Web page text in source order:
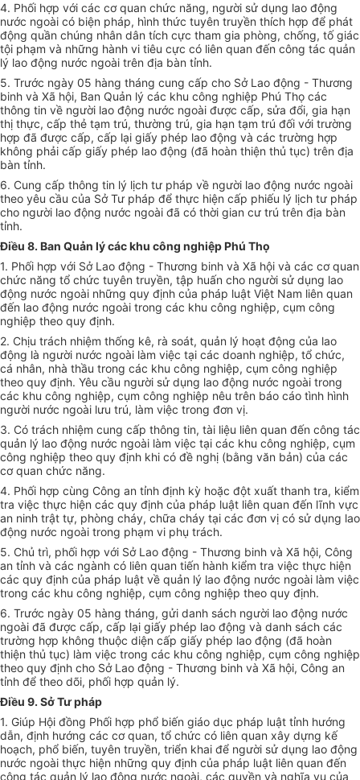
4. Phối hợp với các cơ quan chức năng, người sử dụng lao động
nước ngoài có biện pháp, hình thức tuyên truyền thích hợp để phát
động quần chúng nhân dân tích cực tham gia phòng, chống, tố giác
tội phạm và những hành vi tiêu cực có liên quan đến công tác quản
lý lao động nước ngoài trên địa bàn tỉnh.
5. Trước ngày 05 hàng tháng cung cấp cho Sở Lao động - Thương
binh và Xã hội, Ban Quản lý các khu công nghiệp Phú Thọ các
thông tin về người lao động nước ngoài được cấp, sửa đổi, gia hạn
thị thực, cấp thẻ tạm trú, thường trú, gia hạn tạm trú đối với trường
hợp đã được cấp, cấp lại giấy phép lao động và các trường hợp
không phải cấp giấy phép lao động (đã hoàn thiện thủ tục) trên địa
bàn tỉnh.
6. Cung cấp thông tin lý lịch tư pháp về người lao động nước ngoài
theo yêu cầu của Sở Tư pháp để thực hiện cấp phiếu lý lịch tư pháp
cho người lao động nước ngoài đã có thời gian cư trú trên địa bàn
tỉnh.
Điều 8. Ban Quản lý các khu công nghiệp Phú Thọ
1. Phối hợp với Sở Lao động - Thương binh và Xã hội và các cơ quan
chức năng tổ chức tuyên truyền, tập huấn cho người sử dụng lao
động nước ngoài những quy định của pháp luật Việt Nam liên quan
đến lao động nước ngoài trong các khu công nghiệp, cụm công
nghiệp theo quy định.
2. Chịu trách nhiệm thống kê, rà soát, quản lý hoạt động của lao
động là người nước ngoài làm việc tại các doanh nghiệp, tổ chức,
cá nhân, nhà thầu trong các khu công nghiệp, cụm công nghiệp
theo quy định. Yêu cầu người sử dụng lao động nước ngoài trong
các khu công nghiệp, cụm công nghiệp nêu trên báo cáo tình hình
người nước ngoài lưu trú, làm việc trong đơn vị.
3. Có trách nhiệm cung cấp thông tin, tài liệu liên quan đến công tác
quản lý lao động nước ngoài làm việc tại các khu công nghiệp, cụm
công nghiệp theo quy định khi có đề nghị (bằng văn bản) của các
cơ quan chức năng.
4. Phối hợp cùng Công an tỉnh định kỳ hoặc đột xuất thanh tra, kiểm
tra việc thực hiện các quy định của pháp luật liên quan đến lĩnh vực
an ninh trật tự, phòng cháy, chữa cháy tại các đơn vị có sử dụng lao
động nước ngoài trong phạm vi phụ trách.
5. Chủ trì, phối hợp với Sở Lao động - Thương binh và Xã hội, Công
an tỉnh và các ngành có liên quan tiến hành kiểm tra việc thực hiện
các quy định của pháp luật về quản lý lao động nước ngoài làm việc
trong các khu công nghiệp, cụm công nghiệp theo quy định.
6. Trước ngày 05 hàng tháng, gửi danh sách người lao động nước
ngoài đã được cấp, cấp lại giấy phép lao động và danh sách các
trường hợp không thuộc diện cấp giấy phép lao động (đã hoàn
thiện thủ tục) làm việc trong các khu công nghiệp, cụm công nghiệp
theo quy định cho Sở Lao động - Thương binh và Xã hội, Công an
tỉnh để theo dõi, phối hợp quản lý.
Điều 9. Sở Tư pháp
1. Giúp Hội đồng Phối hợp phổ biến giáo dục pháp luật tỉnh hướng
dẫn, định hướng các cơ quan, tổ chức có liên quan xây dựng kế
hoạch, phổ biến, tuyên truyền, triển khai để người sử dụng lao động
nước ngoài thực hiện những quy định của pháp luật liên quan đến
công tác quản lý lao động nước ngoài, các quyền và nghĩa vụ của